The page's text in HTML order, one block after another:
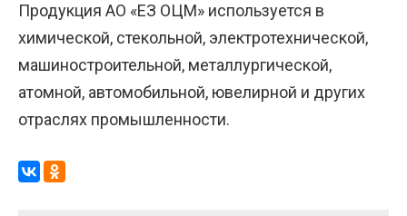
Продукция АО «ЕЗ ОЦМ» используется в
химической, стекольной, электротехнической,
машиностроительной, металлургической,
атомной, автомобильной, ювелирной и других
отраслях промышленности.